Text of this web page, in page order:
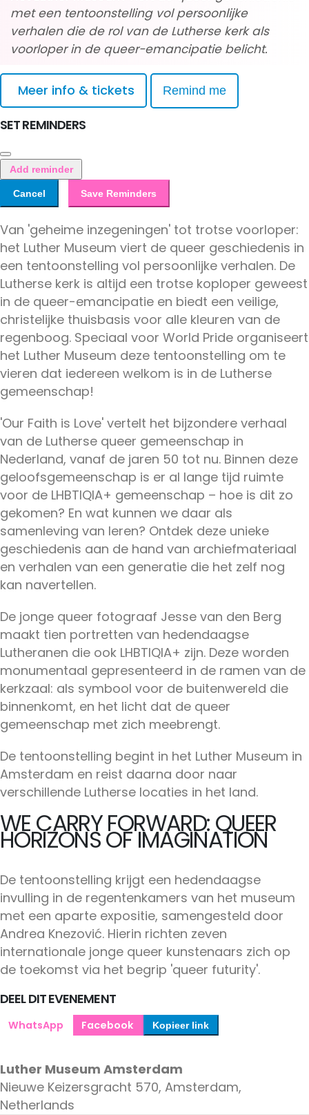
met een tentoonstelling vol persoonlijke
verhalen die de rol van de Lutherse kerk als
voorloper in de queer-emancipatie belicht.
Meer info & tickets Remind me
SET REMINDERS
Add reminder
Cancel Save Reminders
Van 'geheime inzegeningen' tot trotse voorloper:
het Luther Museum viert de queer geschiedenis in
een tentoonstelling vol persoonlijke verhalen. De
Lutherse kerk is altijd een trotse koploper geweest
in de queer-emancipatie en biedt een veilige,
christelijke thuisbasis voor alle kleuren van de
regenboog. Speciaal voor World Pride organiseert
het Luther Museum deze tentoonstelling om te
vieren dat iedereen welkom is in de Lutherse
gemeenschap!
'Our Faith is Love' vertelt het bijzondere verhaal
van de Lutherse queer gemeenschap in
Nederland, vanaf de jaren 50 tot nu. Binnen deze
geloofsgemeenschap is er al lange tijd ruimte
voor de LHBTIQIA+ gemeenschap – hoe is dit zo
gekomen? En wat kunnen we daar als
samenleving van leren? Ontdek deze unieke
geschiedenis aan de hand van archiefmateriaal
en verhalen van een generatie die het zelf nog
kan navertellen.
De jonge queer fotograaf Jesse van den Berg
maakt tien portretten van hedendaagse
Lutheranen die ook LHBTIQIA+ zijn. Deze worden
monumentaal gepresenteerd in de ramen van de
kerkzaal: als symbool voor de buitenwereld die
binnenkomt, en het licht dat de queer
gemeenschap met zich meebrengt.
De tentoonstelling begint in het Luther Museum in
Amsterdam en reist daarna door naar
verschillende Lutherse locaties in het land.
WE CARRY FORWARD: QUEER
HORIZONS OF IMAGINATION
De tentoonstelling krijgt een hedendaagse
invulling in de regentenkamers van het museum
met een aparte expositie, samengesteld door
Andrea Knezović. Hierin richten zeven
internationale jonge queer kunstenaars zich op
de toekomst via het begrip 'queer futurity'.
DEEL DIT EVENEMENT
WhatsApp Facebook Kopieer link
Luther Museum Amsterdam
Nieuwe Keizersgracht 570, Amsterdam,
Netherlands